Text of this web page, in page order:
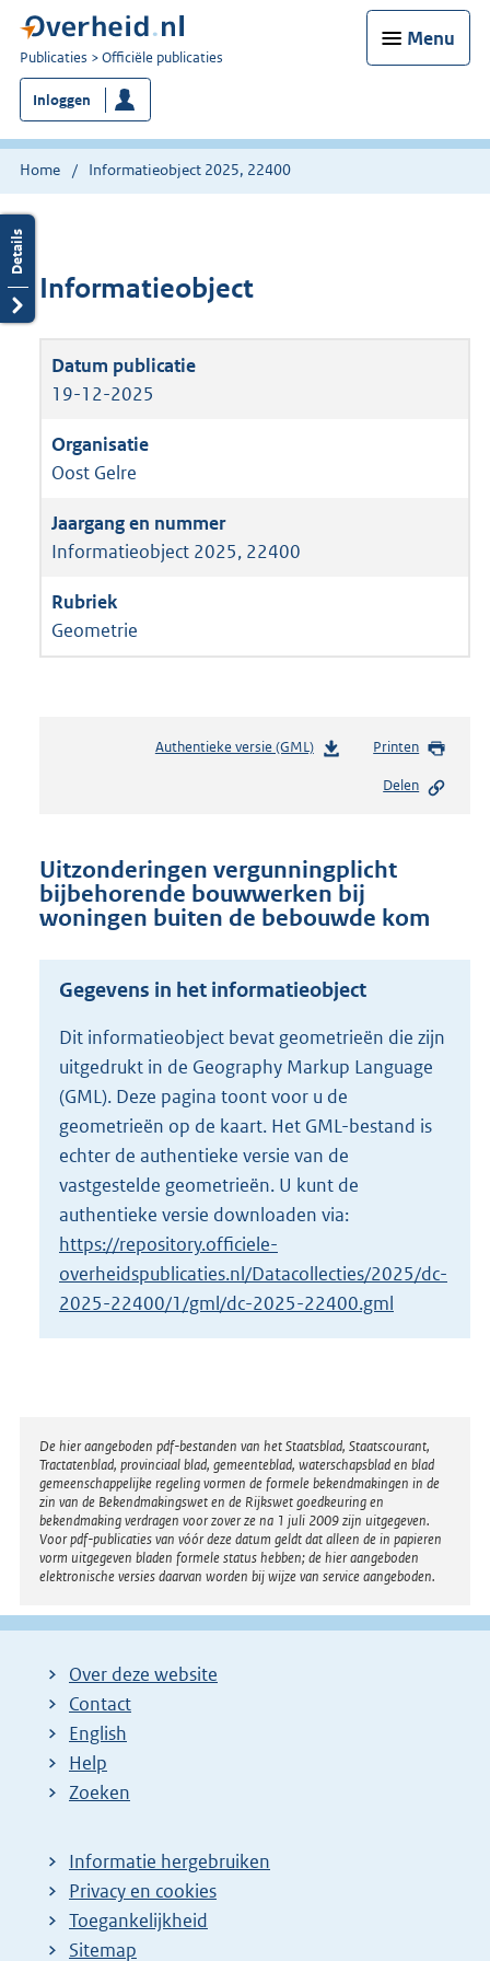
Menu
U
bent
nu
hier:
Publicaties Officiële publicaties
Inloggen
Home Informatieobject 2025, 22400
Informatieobject
19-12-2025
Oost Gelre
Informatieobject 2025, 22400
Geometrie
Authentieke versie (GML)b
n
s
g
o
t
e
:
3
K
b
Printen
Delen
Uitzonderingen vergunningplicht
bijbehorende bouwwerken bij
woningen buiten de bebouwde kom
Gegevens in het informatieobject
Dit informatieobject bevat geometrieën die zijn
uitgedrukt in de Geography Markup Language
(GML). Deze pagina toont voor u de
geometrieën op de kaart. Het GML-bestand is
echter de authentieke versie van de
vastgestelde geometrieën. U kunt de
authentieke versie downloaden via:
https://repository.officiele-
overheidspublicaties.nl/Datacollecties/2025/dc-
2025-22400/1/gml/dc-2025-22400.gml
Disclaimer
De hier aangeboden pdf-bestanden van het Staatsblad, Staatscourant,
Tractatenblad, provinciaal blad, gemeenteblad, waterschapsblad en blad
gemeenschappelijke regeling vormen de formele bekendmakingen in de
zin van de Bekendmakingswet en de Rijkswet goedkeuring en
bekendmaking verdragen voor zover ze na 1 juli 2009 zijn uitgegeven.
Voor pdf-publicaties van vóór deze datum geldt dat alleen de in papieren
vorm uitgegeven bladen formele status hebben; de hier aangeboden
elektronische versies daarvan worden bij wijze van service aangeboden.
Over deze website
Contact
English
Help
Zoeken
Informatie hergebruiken
Privacy en cookies
Toegankelijkheid
Sitemap